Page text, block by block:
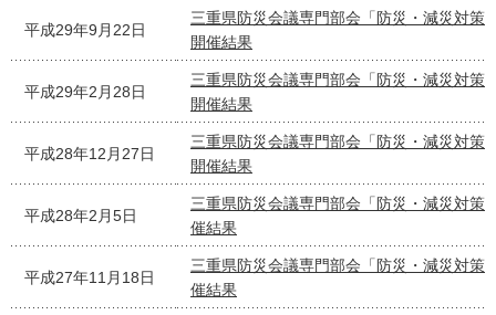
平成29年9月22日
三重県防災会議専門部会「防災・減災対策
開催結果
平成29年2月28日
三重県防災会議専門部会「防災・減災対策
開催結果
平成28年12月27日
三重県防災会議専門部会「防災・減災対策
開催結果
平成28年2月5日
三重県防災会議専門部会「防災・減災対策
催結果
平成27年11月18日
三重県防災会議専門部会「防災・減災対策
催結果